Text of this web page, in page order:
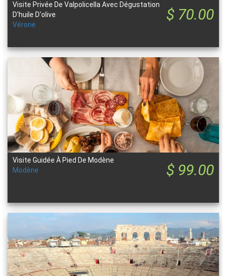
$ 70.00
Visite Privée De Valpolicella Avec Dégustation
D'huile D'olive
Vérone
$ 99.00
Visite Guidée À Pied De Modène
Modène